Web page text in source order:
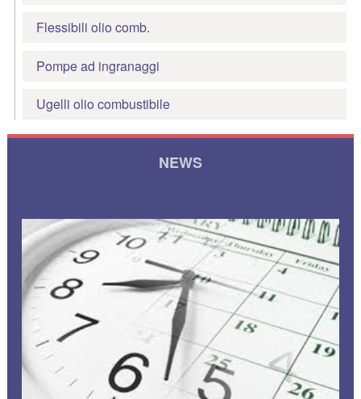
Flessibili olio comb.
Pompe ad ingranaggi
Ugelli olio combustibile
NEWS